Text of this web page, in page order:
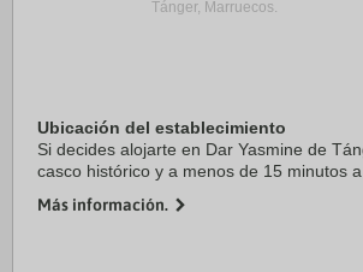
Tánger, Marruecos.
Ubicación del establecimiento
Si decides alojarte en Dar Yasmine de
casco histórico y a menos de 15 minutos
marroquí se encuentra a 2,8 km ...
Más información.